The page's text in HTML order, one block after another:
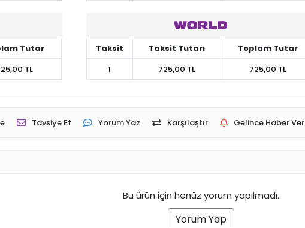
Tutar
TL
Taksit Taksit Tutarı
Toplam Tutar
1
725,00 TL 725,00 TL
Tavsiye Et Yorum Yaz Karşılaştır Gelince Haber Ver
Bu ürün için henüz yorum yapılmadı.
Yorum Yap